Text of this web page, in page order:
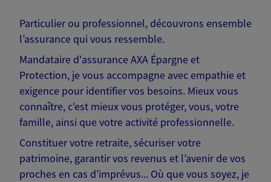
Particulier ou professionnel, découvrons ensemble
l’assurance qui vous ressemble.
Mandataire d'assurance AXA Épargne et
Protection, je vous accompagne avec empathie et
exigence pour identifier vos besoins. Mieux vous
connaître, c'est mieux vous protéger, vous, votre
famille, ainsi que votre activité professionnelle.
Constituer votre retraite, sécuriser votre
patrimoine, garantir vos revenus et l’avenir de vos
proches en cas d’imprévus... Où que vous soyez, je